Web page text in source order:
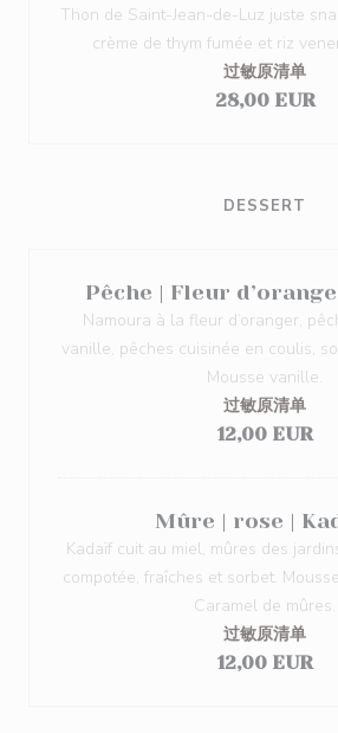
Thon de Saint-Jean-de-Luz juste
crème de thym fumée et riz
过敏原清单
28,00 EUR
DESSERT
Pêche | Fleur
Namoura à la fleur d’oranger,
vanille, pêches cuisinée en coulis,
Mousse vanille.
过敏原清单
12,00 EUR
Mûre | rose |
Kadaïf cuit au miel, mûres des
compotée, fraîches et sorbet.
Caramel de mûres.
过敏原清单
12,00 EUR